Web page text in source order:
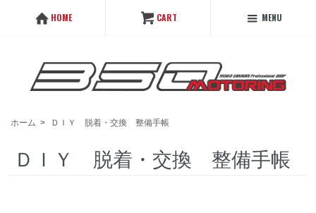
HOME CART MENU
ホーム > ＤＩＹ 脱着・交換 整備手帳
ＤＩＹ 脱着・交換 整備手帳